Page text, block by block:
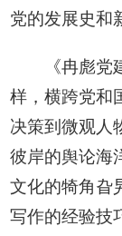
党的发展史和
《冉彪
样，横跨党和
决策到微观人
彼岸的舆论海
文化的犄角旮
写作的经验技